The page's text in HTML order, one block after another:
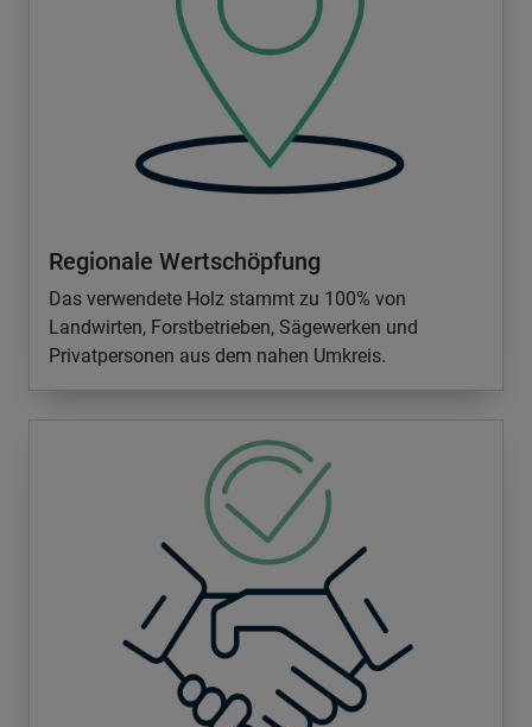
Regionale Wertschöpfung
Das verwendete Holz stammt zu 100% von
Landwirten, Forstbetrieben, Sägewerken und
Privatpersonen aus dem nahen Umkreis.